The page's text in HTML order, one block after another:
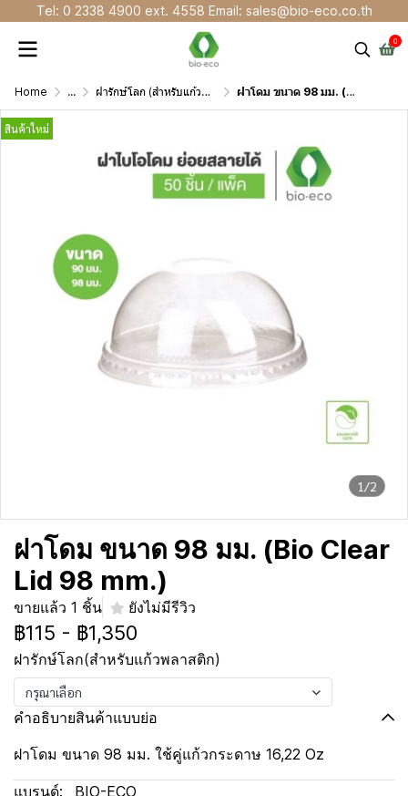
Tel: 0 2338 4900 ext. 4558 Email: sales@bio-eco.co.th
0
Home ... ฝารักษ์โลก (สำหรับแก้วพลาสติก) ฝาโดม ขนาด 98 มม. (Bio Clear Lid 98 mm.)
1/2
สินค้าใหม่
ฝาโดม ขนาด 98 มม. (Bio Clear
Lid 98 mm.)
ขายแล้ว 1 ชิ้น ยังไม่มีรีวิว
฿115 - ฿1,350
ฝารักษ์โลก(สำหรับแก้วพลาสติก)
กรุณาเลือก
คำอธิบายสินค้าแบบย่อ
ฝาโดม ขนาด 98 มม. ใช้คู่แก้วกระดาษ 16,22 Oz
แบรนด์:
BIO-ECO